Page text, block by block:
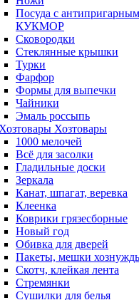
Посуда с
КУКМОР
Сковородки
Стеклянные крышки
Турки
Фарфор
Формы для выпечки
Чайники
Эмаль россыпь
Хозтовары
1000 мелочей
Всё для засолки
Гладильные доски
Зеркала
Канат, шпагат, веревка
Клеенка
Коврики грязесборные
Новый год
Обивка для дверей
Пакеты, мешки
Скотч, клейкая лента
Стремянки
Сушилки для белья